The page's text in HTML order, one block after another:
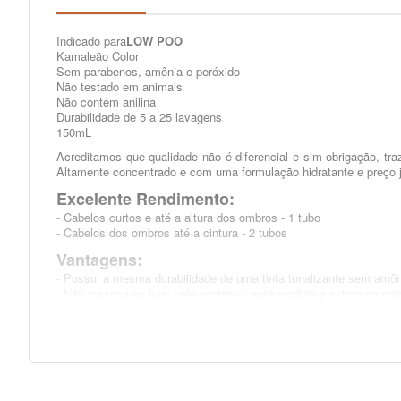
Indicado paraLOW POO
Kamaleão Color
Sem parabenos, amônia e peróxido
Não testado em animais
Não contém anilina
Durabilidade de 5 a 25 lavagens
150mL
Acreditamos que qualidade não é diferencial e sim obrigação,
Altamente concentrado e com uma formulação hidratante e preço
Excelente Rendimento:
- Cabelos curtos e até a altura dos ombros - 1 tubo
- Cabelos dos ombros até a cintura - 2 tubos
Vantagens:
- Possui a mesma durabilidade de uma tinta tonalizante sem
- Pode ser misturado com máscara branca, sem óleo, para
Dicas: